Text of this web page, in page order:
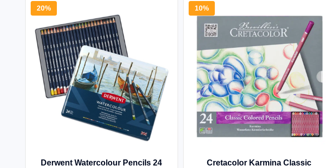
20%
Derwent Watercolour Pencils 24
10%
Cretacolor Karmina Classic